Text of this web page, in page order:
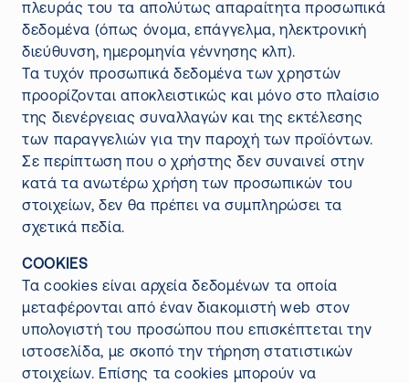
πλευράς του τα απολύτως απαραίτητα προσωπικά
δεδομένα (όπως όνομα, επάγγελμα, ηλεκτρονική
διεύθυνση, ημερομηνία γέννησης κλπ).
Τα τυχόν προσωπικά δεδομένα των χρηστών
προορίζονται αποκλειστικώς και μόνο στο πλαίσιο
της διενέργειας συναλλαγών και της εκτέλεσης
των παραγγελιών για την παροχή των προϊόντων.
Σε περίπτωση που ο χρήστης δεν συναινεί στην
κατά τα ανωτέρω χρήση των προσωπικών του
στοιχείων, δεν θα πρέπει να συμπληρώσει τα
σχετικά πεδία.
COOKIES
Τα cookies είναι αρχεία δεδομένων τα οποία
μεταφέρονται από έναν διακομιστή web στον
υπολογιστή του προσώπου που επισκέπτεται την
ιστοσελίδα, με σκοπό την τήρηση στατιστικών
στοιχείων. Επίσης τα cookies μπορούν να